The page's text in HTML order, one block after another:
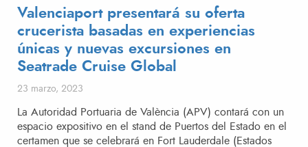
Valenciaport presentará su oferta
crucerista basadas en experiencias
únicas y nuevas excursiones en
Seatrade Cruise Global
Publicado el
23 marzo, 2023
La Autoridad Portuaria de València (APV) contará con un
espacio expositivo en el stand de Puertos del Estado en el
certamen que se celebrará en Fort Lauderdale (Estados